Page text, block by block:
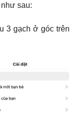
sau:
3 gạch ở góc trên